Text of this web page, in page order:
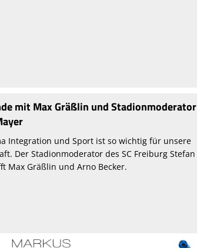
mit Max Gräßlin und Stadionmoderator
Integration und Sport ist so wichtig für unsere
Der Stadionmoderator des SC Freiburg Stefan
Max Gräßlin und Arno Becker.